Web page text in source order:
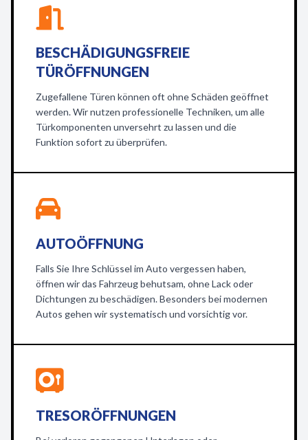
BESCHÄDIGUNGSFREIE
TÜRÖFFNUNGEN
Zugefallene Türen können oft ohne Schäden geöffnet
werden. Wir nutzen professionelle Techniken, um alle
Türkomponenten unversehrt zu lassen und die
Funktion sofort zu überprüfen.
AUTOÖFFNUNG
Falls Sie Ihre Schlüssel im Auto vergessen haben,
öffnen wir das Fahrzeug behutsam, ohne Lack oder
Dichtungen zu beschädigen. Besonders bei modernen
Autos gehen wir systematisch und vorsichtig vor.
TRESORÖFFNUNGEN